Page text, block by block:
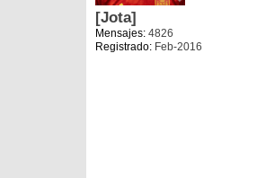
[Jota]
Mensajes: 4826
Registrado: Feb-2016